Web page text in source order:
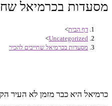
מסעדות בכרמיאל
דף הבית>
Uncategorized
>
מסעדות בכרמיאל שחייבים להכיר
כרמיאל היא כבר מזמן לא העיר